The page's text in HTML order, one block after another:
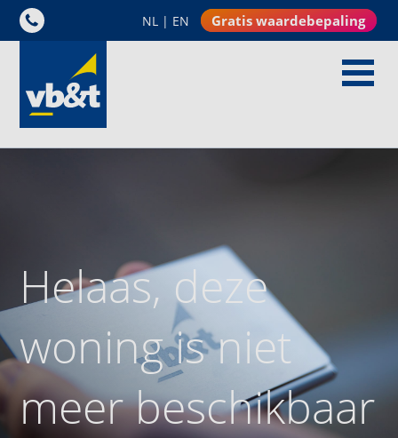
NL | EN Gratis waardebepaling
Helaas, deze
woning is niet
meer beschikbaar